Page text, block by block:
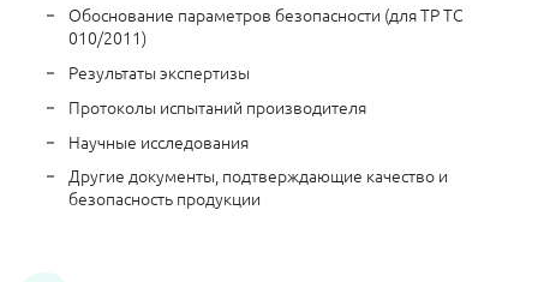
Обоснование параметров безопасности (для ТР ТС
010/2011)
Результаты экспертизы
Протоколы испытаний производителя
Научные исследования
Другие документы, подтверждающие качество и
безопасность продукции